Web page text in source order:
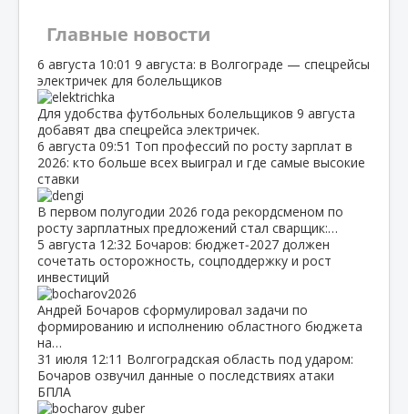
Главные новости
6 августа 10:01 9 августа: в Волгограде — спецрейсы
электричек для болельщиков
Для удобства футбольных болельщиков 9 августа
добавят два спецрейса электричек.
6 августа 09:51 Топ профессий по росту зарплат в
2026: кто больше всех выиграл и где самые высокие
ставки
В первом полугодии 2026 года рекордсменом по
росту зарплатных предложений стал сварщик:…
5 августа 12:32 Бочаров: бюджет‑2027 должен
сочетать осторожность, соцподдержку и рост
инвестиций
Андрей Бочаров сформулировал задачи по
формированию и исполнению областного бюджета
на…
31 июля 12:11 Волгоградская область под ударом:
Бочаров озвучил данные о последствиях атаки
БПЛА